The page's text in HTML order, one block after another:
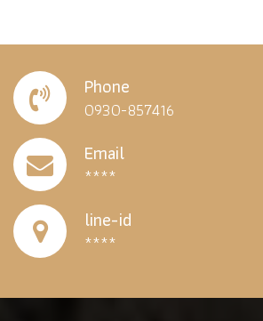
Phone
0930-857416
Email
****
line-id
****